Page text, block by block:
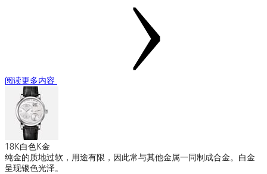
阅读更多内容
18K白色K金
纯金的质地过软，用途有限，因此常与其他金属一同制成合金。白金
呈现银色光泽。